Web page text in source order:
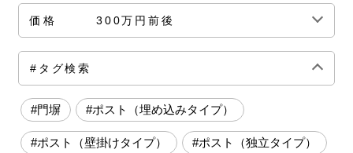
価格 300万円前後
150万円前後 200万円前後 250万円前後
300万円前後 500万円～
#タグ検索
#門塀 #ポスト（埋め込みタイプ）
#ポスト（壁掛けタイプ） #ポスト（独立タイプ）